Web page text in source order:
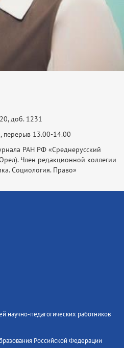
доб. 1231
перерыв 13.00-14.00
РАН РФ «Среднерусский
Член редакционной коллегии
Социология. Право»
научно-педагогических работников
Российской Федерации